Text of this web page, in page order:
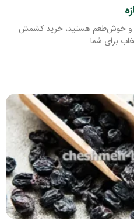
و خوش‌طعم هستید، خرید کشمش
برای شما